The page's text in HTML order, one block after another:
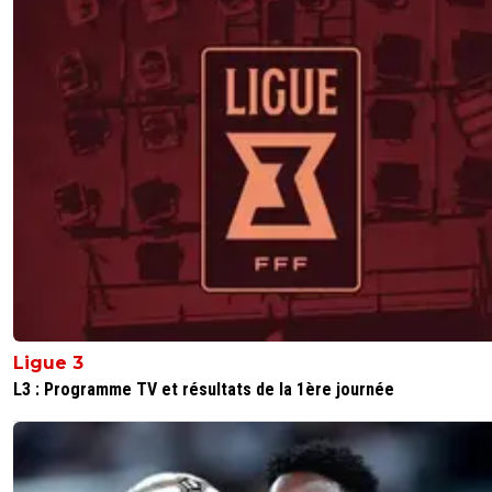
Ligue 3
L3 : Programme TV et résultats de la 1ère journée